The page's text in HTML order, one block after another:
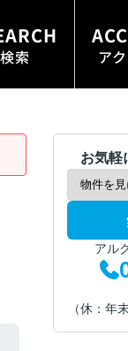
索 ア
お気軽
アル
（休：年